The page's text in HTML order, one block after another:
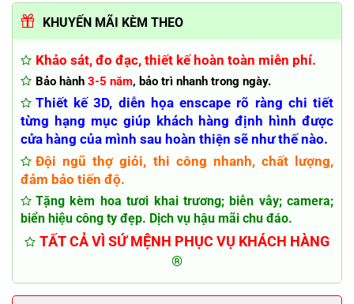
KHUYẾN MÃI KÈM THEO
Khảo sát, đo đạc, thiết kế hoàn toàn miễn phí.
Bảo hành 3-5 năm, bảo trì nhanh trong ngày.
Thiết kế 3D, diễn họa enscape rõ ràng chi tiết
từng hạng mục giúp khách hàng định hình được
cửa hàng của mình sau hoàn thiện sẽ như thế nào.
Đội ngũ thợ giỏi, thi công nhanh, chất lượng,
đảm bảo tiến độ.
Tặng kèm hoa tươi khai trương; biễn vẫy; camera;
biển hiệu công ty đẹp. Dịch vụ hậu mãi chu đáo.
TẤT CẢ VÌ SỨ MỆNH PHỤC VỤ KHÁCH HÀNG
®